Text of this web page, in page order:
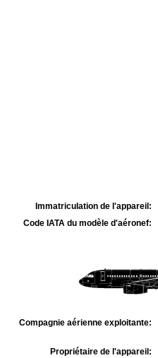
Immatriculation de l'appareil:
Code IATA du modèle d'aéronef:
Compagnie aérienne exploitante:
Propriétaire de l'appareil: